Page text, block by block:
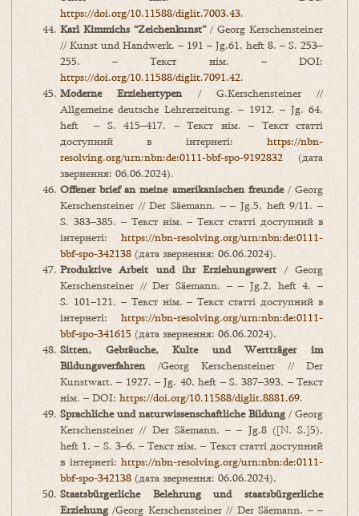
https://doi.org/10.11588/diglit.7003.43.
Karl Kimmichs “Zeichenkunst”/ Georg Kerschensteiner
// Kunst und Handwerk. – 191 – Jg.61, heft 8. – S. 253–
255. – Текст нім. – DOI:
https://doi.org/10.11588/diglit.7091.42.
Moderne Erziehertypen/ G.Kerschensteiner //
Allgemeine deutsche Lehrerzeitung. – 1912. – Jg. 64,
heft – S. 415–417. – Текст нім. – Текст статті
доступний в інтернеті: https://nbn-
resolving.org/urn:nbn:de:0111-bbf-spo-9192832 (дата
звернення: 06.06.2024).
Offener brief an meine amerikanischen freunde/ Georg
Kerschensteiner // Der Säemann. – – Jg.5, heft 9/11. –
S. 383–385. – Текст нім. – Текст статті доступний в
інтернеті: https://nbn-resolving.org/urn:nbn:de:0111-
bbf-spo-342138 (дата звернення: 06.06.2024).
Produktive Arbeit und ihr Erziehungswert / Georg
Kerschensteiner // Der Säemann. – – Jg.2, heft 4. –
S. 101–121. – Текст нім. – Текст статті доступний в
інтернеті: https://nbn-resolving.org/urn:nbn:de:0111-
bbf-spo-341615 (дата звернення: 06.06.2024).
Sitten, Gebräuche,Kulte und Wertträger
im
Bildungsverfahren/Georg Kerschensteiner // Der
Kunstwart. – 1927. – Jg. 40, heft – S. 387–393. – Текст
нім. – DOI: https://doi.org/10.11588/diglit.8881.69.
Sprachliche und naturwissenschaftliche Bildung / Georg
Kerschensteiner // Der Säemann. – – Jg.8 ([N. S.]5),
heft 1. – S. 3–6. – Текст нім. – Текст статті доступний
в інтернеті: https://nbn-resolving.org/urn:nbn:de:0111-
bbf-spo-342138 (дата звернення: 06.06.2024).
Staatsbürgerliche Belehrung und staatsbürgerliche
Erziehung /Georg Kerschensteiner // Der Säemann. – –